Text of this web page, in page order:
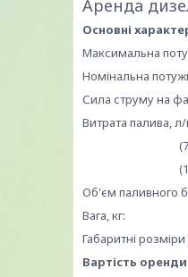
Аренда
Основні
Максимальна
Номінальна
Сила струму
Витрата
Об'єм
Вага,
Габаритні
Вартість